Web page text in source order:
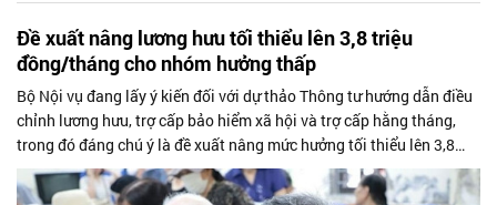
Đề xuất nâng lương hưu tối thiểu lên 3,8 triệu
đồng/tháng cho nhóm hưởng thấp
Bộ Nội vụ đang lấy ý kiến đối với dự thảo Thông tư hướng dẫn điều
chỉnh lương hưu, trợ cấp bảo hiểm xã hội và trợ cấp hằng tháng,
trong đó đáng chú ý là đề xuất nâng mức hưởng tối thiểu lên 3,8
triệu đồng/tháng đối với nhóm có mức hưởng thấp, chủ yếu là
những người nghỉ hưu trước năm 1995.